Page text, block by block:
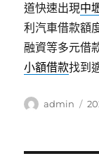
道快速出現中
利汽車借款額
融資等多元借
小額借款找到
作
admin
發